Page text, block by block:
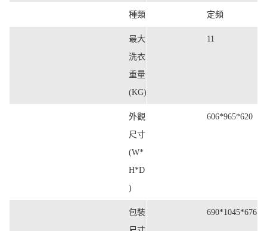
種類 定頻
最大
洗衣
重量
(KG)
11
外觀
尺寸
(W*
H*D
)
606*965*620
包裝
690*1045*676